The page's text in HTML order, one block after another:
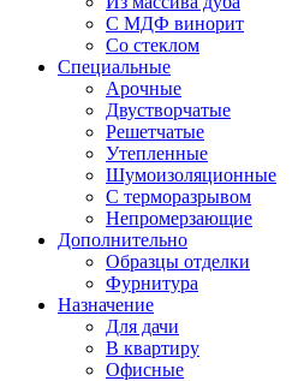
С МДФ винорит
Со стеклом
Специальные
Арочные
Двустворчатые
Решетчатые
Утепленные
Шумоизоляционные
С терморазрывом
Непромерзающие
Дополнительно
Образцы отделки
Фурнитура
Назначение
Для дачи
В квартиру
Офисные